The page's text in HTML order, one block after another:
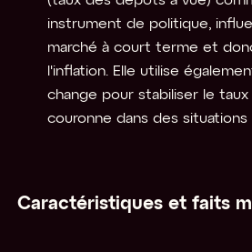
instrument de politique,
marché à court terme et
l'inflation. Elle utilise
change pour stabiliser le
couronne dans des situations
Caractéristiques et faits